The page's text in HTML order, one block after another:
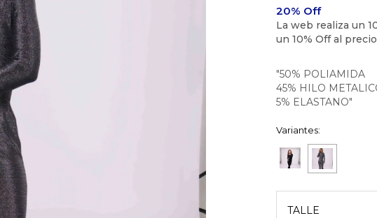
"50% POLIAMIDA
45% HILO
5% ELASTANO"
Variantes:
TALLE